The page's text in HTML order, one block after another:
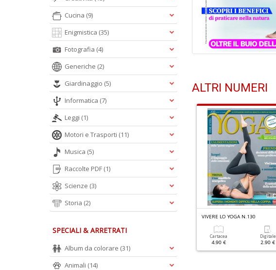
ALTRI NUMERI
Calmo, Vita Felice
Digitale
2.90 €
Supera La Negatività,
Ama Il Tuo Corpo
Cartacea Digitale
VIVERE LO YOGA N.130
Cartacea
4.90 €
Digitale
2.90 €
Cucina (9)
Enigmistica (35)
Fotografia (4)
Generiche (2)
Giardinaggio (5)
Informatica (7)
Leggi (1)
Motori e Trasporti (11)
Musica (5)
Raccolte PDF (1)
Scienze (3)
Storia (2)
SPECIALI & ARRETRATI
Album da colorare (31)
Animali (14)